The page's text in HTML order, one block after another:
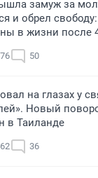
замуж за
и обрел
в жизни после
50
на глазах у
Новый
в Таиланде
36